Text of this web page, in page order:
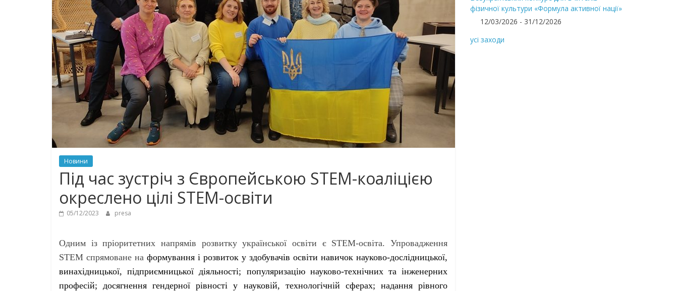
Новини
Під час зустріч з Європейською STEM-коаліцією
окреслено цілі STEM-освіти
05/12/2023 presa
Одним із пріоритетних напрямів розвитку української освіти є STEM-освіта. Упровадження
STEM спрямоване на формування і розвиток у здобувачів освіти навичок науково-дослідницької,
винахідницької, підприємницької діяльності; популяризацію науково-технічних та інженерних
професій; досягнення гендерної рівності у науковій, технологічній сферах; надання рівного
фізичної культури «Формула активної нації»
12/03/2026 - 31/12/2026
усі заходи